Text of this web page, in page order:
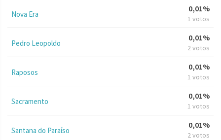
Nova Era
0,01%
1 votos
Pedro Leopoldo
0,01%
2 votos
Raposos
0,01%
1 votos
Sacramento
0,01%
1 votos
Santana do Paraíso
0,01%
2 votos